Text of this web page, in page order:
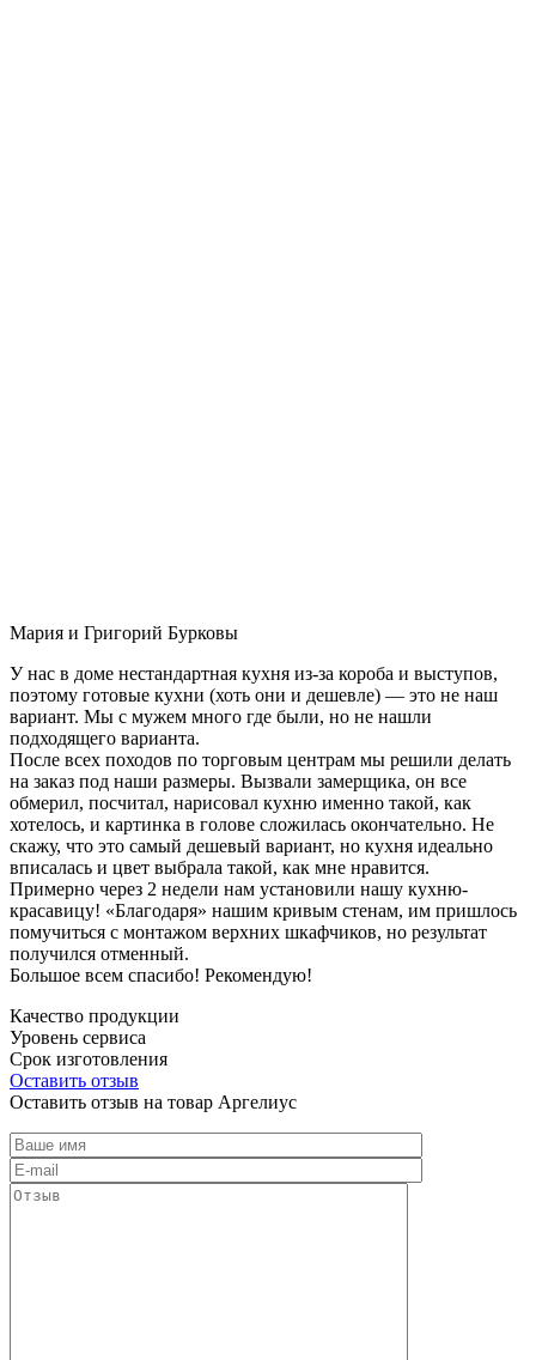
Мария и Григорий Бурковы
У нас в доме нестандартная кухня из-за короба и выступов,
поэтому готовые кухни (хоть они и дешевле) — это не наш
вариант. Мы с мужем много где были, но не нашли
подходящего варианта.
После всех походов по торговым центрам мы решили делать
на заказ под наши размеры. Вызвали замерщика, он все
обмерил, посчитал, нарисовал кухню именно такой, как
хотелось, и картинка в голове сложилась окончательно. Не
скажу, что это самый дешевый вариант, но кухня идеально
вписалась и цвет выбрала такой, как мне нравится.
Примерно через 2 недели нам установили нашу кухню-
красавицу! «Благодаря» нашим кривым стенам, им пришлось
помучиться с монтажом верхних шкафчиков, но результат
получился отменный.
Большое всем спасибо! Рекомендую!
Качество продукции
Уровень сервиса
Срок изготовления
Оставить отзыв
Оставить отзыв на товар Аргелиус